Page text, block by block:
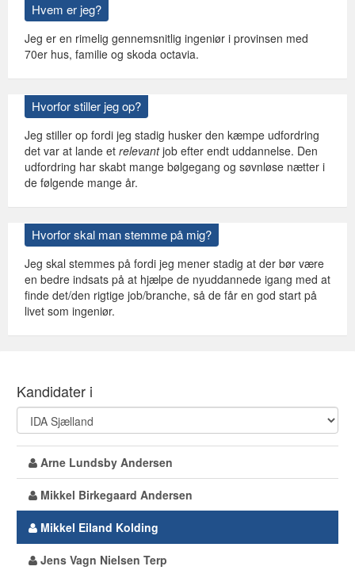
Hvem er jeg?
Jeg er en rimelig gennemsnitlig ingeniør i provinsen med
70er hus, familie og skoda octavia.
Hvorfor stiller jeg op?
Jeg stiller op fordi jeg stadig husker den kæmpe udfordring
det var at lande et relevantjob efter endt uddannelse. Den
udfordring har skabt mange bølgegang og søvnløse nætter i
de følgende mange år.
Hvorfor skal man stemme på mig?
Jeg skal stemmes på fordi jeg mener stadig at der bør være
en bedre indsats på at hjælpe de nyuddannede igang med at
finde det/den rigtige job/branche, så de får en god start på
livet som ingeniør.
Kandidater i
Arne Lundsby Andersen
Mikkel Birkegaard Andersen
Mikkel Eiland Kolding
Jens Vagn Nielsen Terp